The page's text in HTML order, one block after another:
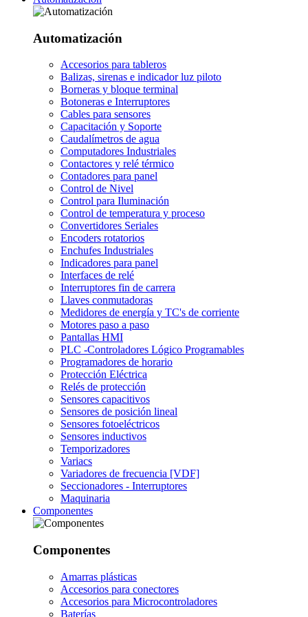
Automatización
Accesorios para tableros
Balizas, sirenas e indicador luz piloto
Borneras y bloque terminal
Botoneras e Interruptores
Cables para sensores
Capacitación y Soporte
Caudalímetros de agua
Computadores Industriales
Contactores y relé térmico
Contadores para panel
Control de Nivel
Control para Iluminación
Control de temperatura y proceso
Convertidores Seriales
Encoders rotatorios
Enchufes Industriales
Indicadores para panel
Interfaces de relé
Interruptores fin de carrera
Llaves conmutadoras
Medidores de energía y TC's de corriente
Motores paso a paso
Pantallas HMI
PLC -Controladores Lógico Programables
Programadores de horario
Protección Eléctrica
Relés de protección
Sensores capacitivos
Sensores de posición lineal
Sensores fotoeléctricos
Sensores inductivos
Temporizadores
Variacs
Variadores de frecuencia [VDF]
Seccionadores - Interruptores
Maquinaria
Componentes
Componentes
Amarras plásticas
Accesorios para conectores
Accesorios para Microcontroladores
Baterías